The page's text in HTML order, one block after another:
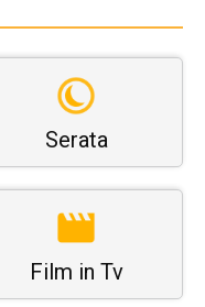
Serata
Film in Tv